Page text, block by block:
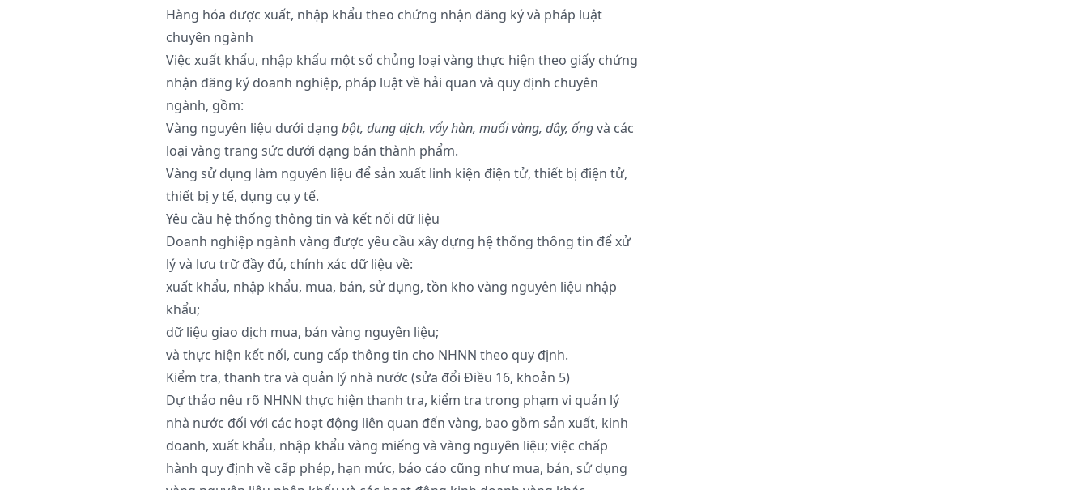
Hàng hóa được xuất, nhập khẩu theo chứng nhận đăng ký và pháp luật
chuyên ngành
Việc xuất khẩu, nhập khẩu một số chủng loại vàng thực hiện theo giấy chứng
nhận đăng ký doanh nghiệp, pháp luật về hải quan và quy định chuyên
ngành, gồm:
Vàng nguyên liệu dưới dạng bột, dung dịch, vẩy hàn, muối vàng, dây, ốngvà các
loại vàng trang sức dưới dạng bán thành phẩm.
Vàng sử dụng làm nguyên liệu để sản xuất linh kiện điện tử, thiết bị điện tử,
thiết bị y tế, dụng cụ y tế.
Yêu cầu hệ thống thông tin và kết nối dữ liệu
Doanh nghiệp ngành vàng được yêu cầu xây dựng hệ thống thông tin để xử
lý và lưu trữ đầy đủ, chính xác dữ liệu về:
xuất khẩu, nhập khẩu, mua, bán, sử dụng, tồn kho vàng nguyên liệu nhập
khẩu;
dữ liệu giao dịch mua, bán vàng nguyên liệu;
và thực hiện kết nối, cung cấp thông tin cho NHNN theo quy định.
Kiểm tra, thanh tra và quản lý nhà nước (sửa đổi Điều 16, khoản 5)
Dự thảo nêu rõ NHNN thực hiện thanh tra, kiểm tra trong phạm vi quản lý
nhà nước đối với các hoạt động liên quan đến vàng, bao gồm sản xuất, kinh
doanh, xuất khẩu, nhập khẩu vàng miếng và vàng nguyên liệu; việc chấp
hành quy định về cấp phép, hạn mức, báo cáo cũng như mua, bán, sử dụng